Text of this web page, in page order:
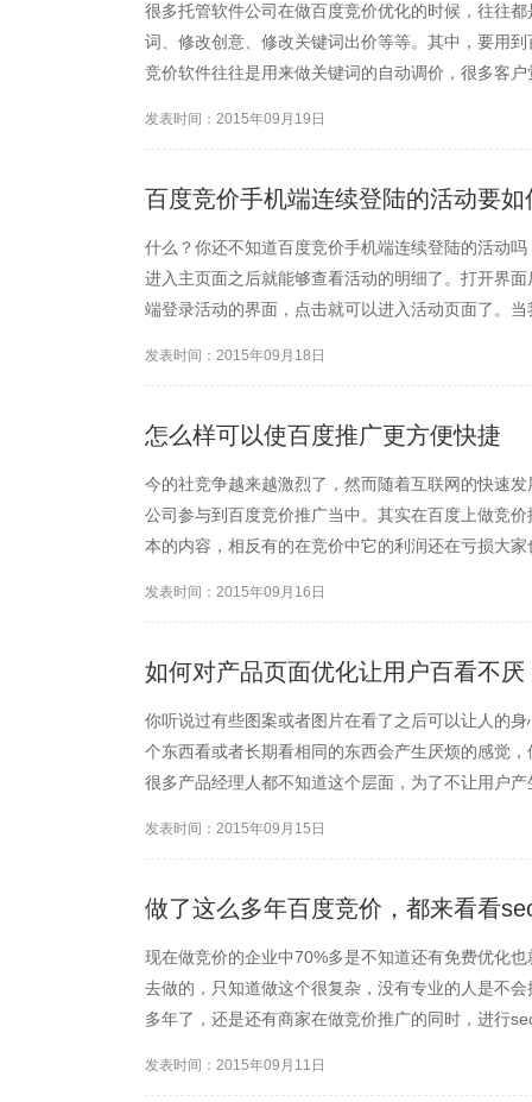
很多托管软件公司在做百度竞价优化的时候，往往
词、修改创意、修改关键词出价等等。其中，要用
竞价软件往往是用来做关键词的自动调价，很多客
发表时间：2015年09月19日
百度竞价手机端连续登陆的活动要如
什么？你还不知道百度竞价手机端连续登陆的活动
进入主页面之后就能够查看活动的明细了。打开界
端登录活动的界面，点击就可以进入活动页面了。
发表时间：2015年09月18日
怎么样可以使百度推广更方便快捷
今的社竞争越来越激烈了，然而随着互联网的快速
公司参与到百度竞价推广当中。其实在百度上做竞
本的内容，相反有的在竞价中它的利润还在亏损大
发表时间：2015年09月16日
如何对产品页面优化让用户百看不厌
你听说过有些图案或者图片在看了之后可以让人的
个东西看或者长期看相同的东西会产生厌烦的感觉
很多产品经理人都不知道这个层面，为了不让用户
发表时间：2015年09月15日
做了这么多年百度竞价，都来看看
现在做竞价的企业中70%多是不知道还有免费优化
去做的，只知道做这个很复杂，没有专业的人是不
多年了，还是还有商家在做竞价推广的同时，进行
发表时间：2015年09月11日